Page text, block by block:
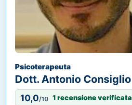
Psicoterapeuta
Dott. Antonio Consiglio
10,0/10 1 recensione verificata